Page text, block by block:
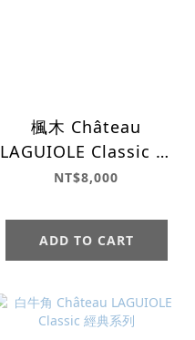
楓木 Château
LAGUIOLE Classic 經
典系列
NT$8,000
ADD TO CART